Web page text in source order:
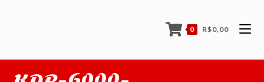
0 R$0,00